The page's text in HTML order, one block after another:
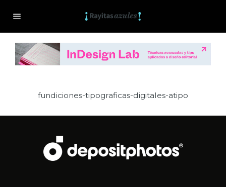
fundiciones-tipograficas-digitales-atipo